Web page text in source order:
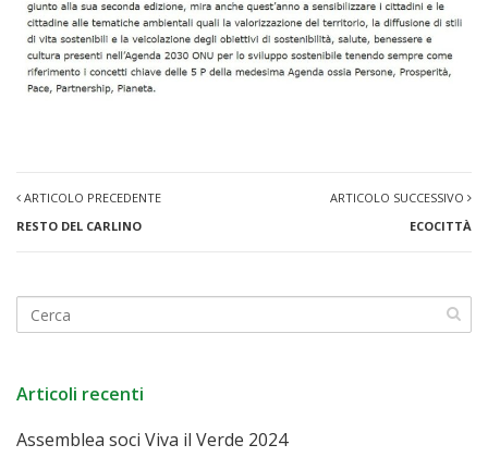
ARTICOLO PRECEDENTE
RESTO DEL CARLINO
ARTICOLO SUCCESSIVO
ECOCITTÀ
Articoli recenti
Assemblea soci Viva il Verde 2024